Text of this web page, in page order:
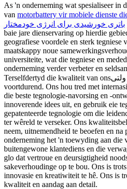
As 'n onderneming wat spesialiseer in
van motorbattery vir mobiele dienste
باتری خورشیدی برای انرژی خودمختار
baie jare dienservaring op hierdie
geografiese voordele en sterk tegniese
maatskappy noue
universiteite, wat die tegniese en
onderneming verder verbeter en
Terselfdertyd die kwaliteit van onsتجهیزات ۱۲ ولتی verbeter
voortdurend. Ons hou tred met
die beste tegnologie-navorsing en -
innoverende idees uit, en gebruik eie
gepatenteerde tegnologie om die
ter wêreld te verseker. Ons
neem, uitnemendheid te beoefen en
onderneming het 'n toewyding aan die
buitengewone klantediens en die
glo dat vertroue en deursigtigheid
sakeverhoudinge op te bou. Ons is
innovasie en kreatiwiteit te hê. Ons is
kwaliteit en aandag aan detail.